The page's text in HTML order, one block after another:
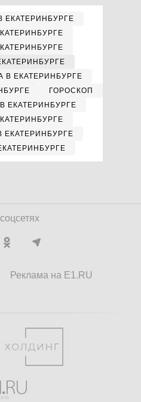
ЕКАТЕРИНБУРГЕ
В ЕКАТЕРИНБУРГЕ
ГОРОСКОП
ЕКАТЕРИНБУРГЕ
Реклама на E1.RU